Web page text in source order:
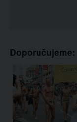
Doporučujeme: